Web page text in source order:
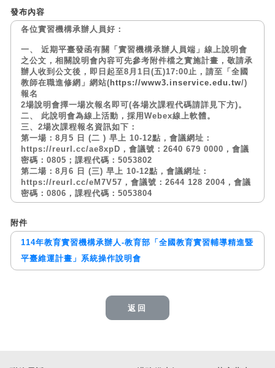
發布內容
各位實習機構承辦人員好：
一、 近期平臺發函有關「實習機構承辦人員端」線上說明會
之公文，相關說明會內容可先參考附件檔之實施計畫，敬請承
辦人收到公文後，即日起至8月1日(五)17:00止，請至「全國
教師在職進修網」網站( https://www3.inservice.edu.tw/)
報名
2場說明會擇一場次報名即可(各場次課程代碼請詳見下方)。
二、 此說明會為線上活動，採用Webex線上軟體。
三、2場次課程報名資訊如下：
第一場：8月5 日 (二 ) 早上 10-12點，會議網址：
https://reurl.cc/ae8xpD，會議號：2640 679 0000，會議
密碼：0805；課程代碼：5053802
第二場：8月6 日 (三) 早上 10-12點，會議網址：
https://reurl.cc/eM7V57，會議號：2644 128 2004，會議
密碼：0806，課程代碼：5053804
附件
114年教育實習機構承辦人-教育部「全國教育實習輔導精進暨
平臺維運計畫」系統操作說明會
返回